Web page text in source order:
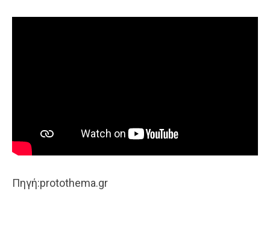
Πηγή:protothema.gr